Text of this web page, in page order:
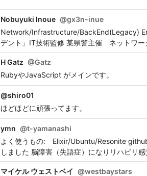
Nobuyuki Inoue @gx3n-inue
Network/Infrastructure/BackEnd(Legacy)
デント」IT技術監修 某県警主催 ネットワ
H Gatz @Gatz
RubyやJavaScript がメインです。
@shiro01
ほどほどに頑張ってます。
ymn @t-yamanashi
よく使うもの: Elixir/Ubuntu/Resonite
しました 脳障害（失語症）になりリハビリ
マイケル ウェストベイ @westbaystars